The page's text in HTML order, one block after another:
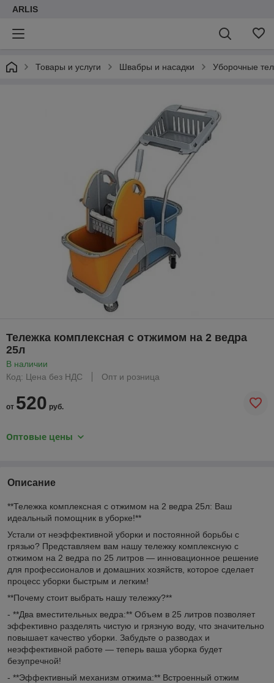
ARLIS
Товары и услуги Швабры и насадки Уборочные
Тележка комплексная с отжимом на 2 ведра
25л
В наличии
Код: Цена без НДС
Опт и розница
от 520 руб.
Оптовые цены
Описание
**Тележка комплексная с отжимом на 2 ведра 25л: Ваш
идеальный помощник в уборке!**
Устали от неэффективной уборки и постоянной борьбы с
грязью? Представляем вам нашу тележку комплексную с
отжимом на 2 ведра по 25 литров — инновационное решение
для профессионалов и домашних хозяйств, которое сделает
процесс уборки быстрым и легким!
**Почему стоит выбрать нашу тележку?**
- **Два вместительных ведра:** Объем в 25 литров позволяет
эффективно разделять чистую и грязную воду, что значительно
повышает качество уборки. Забудьте о разводах и
неэффективной работе — теперь ваша уборка будет
безупречной!
- **Эффективный механизм отжима:** Встроенный отжим